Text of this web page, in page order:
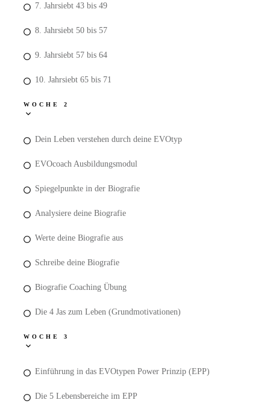
7. Jahrsiebt 43 bis 49
8. Jahrsiebt 50 bis 57
9. Jahrsiebt 57 bis 64
10. Jahrsiebt 65 bis 71
WOCHE 2
Dein Leben verstehen durch deine EVOtyp
EVOcoach Ausbildungsmodul
Spiegelpunkte in der Biografie
Analysiere deine Biografie
Werte deine Biografie aus
Schreibe deine Biografie
Biografie Coaching Übung
Die 4 Jas zum Leben (Grundmotivationen)
WOCHE 3
Einführung in das EVOtypen Power Prinzip (EPP)
Die 5 Lebensbereiche im EPP